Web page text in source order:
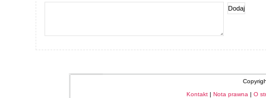
Kontakt | Nota prawna | O